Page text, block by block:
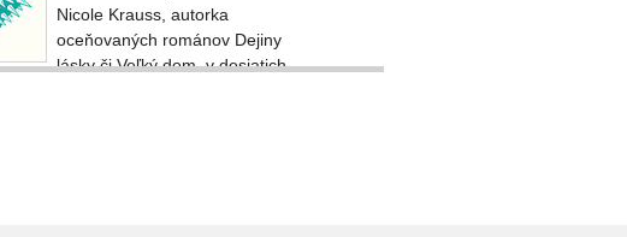
Nicole Krauss, autorka
oceňovaných románov Dejiny
lásky či Veľký dom, v desiatich